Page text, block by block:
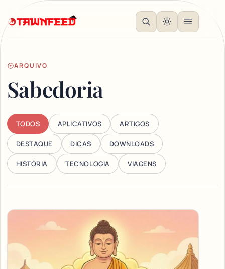
ARQUIVO
Sabedoria
TODOS APLICATIVOS ARTIGOS
DESTAQUE DICAS DOWNLOADS
HISTÓRIA TECNOLOGIA VIAGENS
Articles